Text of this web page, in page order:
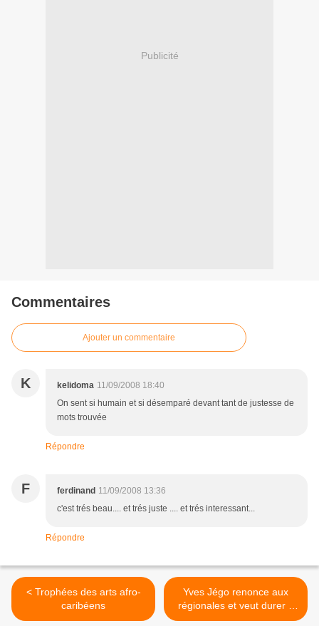
Publicité
Commentaires
Ajouter un commentaire
K kelidoma 11/09/2008 18:40
On sent si humain et si désemparé devant tant de justesse de
mots trouvée
Répondre
F ferdinand 11/09/2008 13:36
c'est trés beau.... et trés juste .... et trés interessant...
Répondre
< Trophées des arts afro-
caribéens
Yves Jégo renonce aux
régionales et veut durer à
l'Outre-mer >